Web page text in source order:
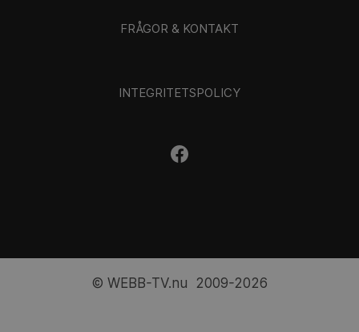
FRÅGOR & KONTAKT
INTEGRITETSPOLICY
© WEBB-TV.nu 2009-2026